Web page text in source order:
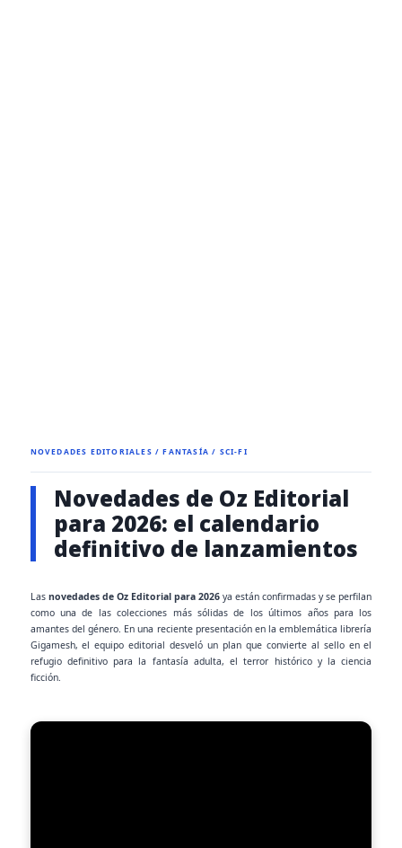
NOVEDADES EDITORIALES / FANTASÍA / SCI-FI
Novedades de Oz Editorial
para 2026: el calendario
definitivo de lanzamientos
Las novedades de Oz Editorial para 2026 ya están confirmadas y se perfilan
como una de las colecciones más sólidas de los últimos años para los
amantes del género. En una reciente presentación en la emblemática librería
Gigamesh, el equipo editorial desveló un plan que convierte al sello en el
refugio definitivo para la fantasía adulta, el terror histórico y la ciencia
ficción.